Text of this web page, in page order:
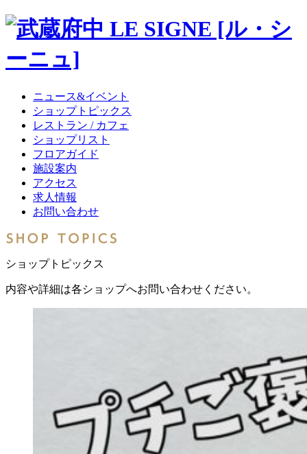
ニュース&イベント
ショップトピックス
レストラン / カフェ
ショップリスト
フロアガイド
施設案内
アクセス
求人情報
お問い合わせ
ショップトピックス
内容や詳細は各ショップへお問い合わせください。